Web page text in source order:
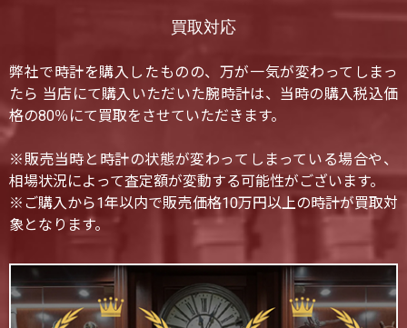
買取対応
弊社で時計を購入したものの、万が一気が変わってしまっ
たら 当店にて購入いただいた腕時計は、当時の購入税込価
格の80％にて買取をさせていただきます。
※販売当時と時計の状態が変わってしまっている場合や、
相場状況によって査定額が変動する可能性がございます。
※ご購入から1年以内で販売価格10万円以上の時計が買取対
象となります。